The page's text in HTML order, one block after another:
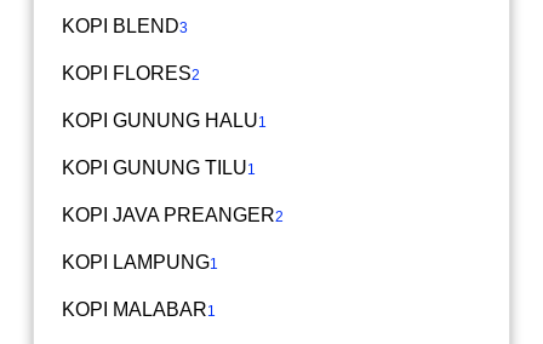
KOPI BLEND3
KOPI FLORES2
KOPI GUNUNG HALU1
KOPI GUNUNG TILU1
KOPI JAVA PREANGER2
KOPI LAMPUNG1
KOPI MALABAR1